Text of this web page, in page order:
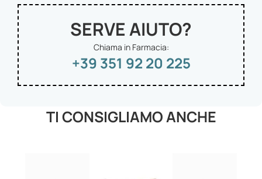
SERVE AIUTO?
Chiama in Farmacia:
+39 351 92 20 225
TI CONSIGLIAMO ANCHE